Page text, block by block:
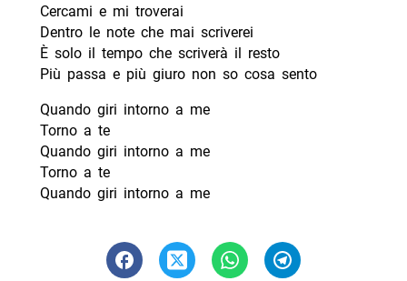
Cercami e mi troverai
Dentro le note che mai scriverei
È solo il tempo che scriverà il resto
Più passa e più giuro non so cosa sento
Quando giri intorno a me
Torno a te
Quando giri intorno a me
Torno a te
Quando giri intorno a me